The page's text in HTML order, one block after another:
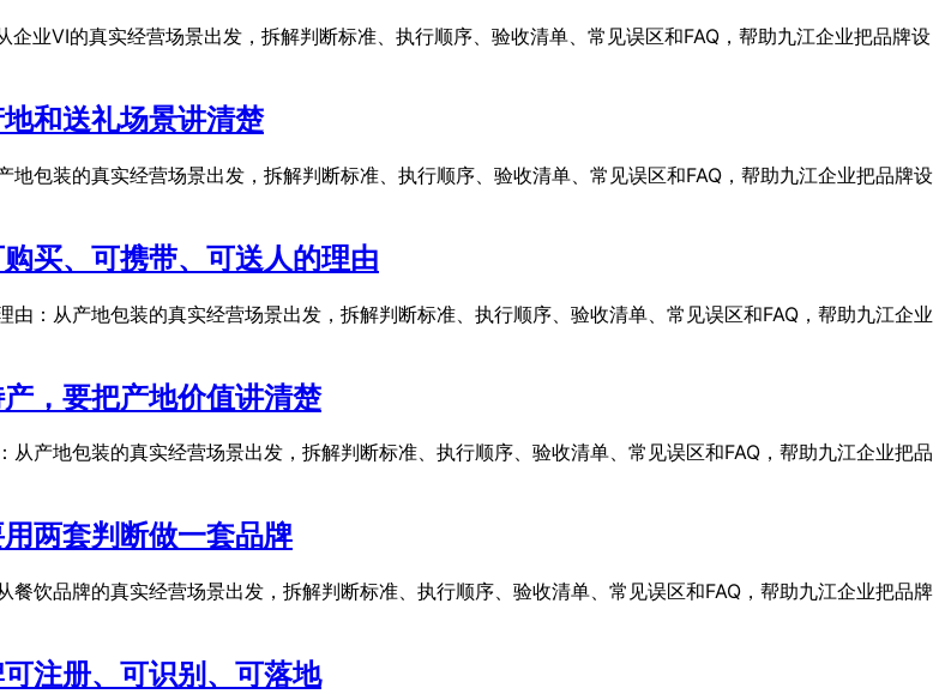
业VI的真实经营场景出发，拆解判断标准、执行顺序、验收清单、常见误区和FAQ，帮助九江企业把品牌设
和送礼场景讲清楚
包装的真实经营场景出发，拆解判断标准、执行顺序、验收清单、常见误区和FAQ，帮助九江企业把品牌设
买、可携带、可送人的理由
：从产地包装的真实经营场景出发，拆解判断标准、执行顺序、验收清单、常见误区和FAQ，帮助九江企业
，要把产地价值讲清楚
产地包装的真实经营场景出发，拆解判断标准、执行顺序、验收清单、常见误区和FAQ，帮助九江企业把品
两套判断做一套品牌
饮品牌的真实经营场景出发，拆解判断标准、执行顺序、验收清单、常见误区和FAQ，帮助九江企业把品牌
注册、可识别、可落地